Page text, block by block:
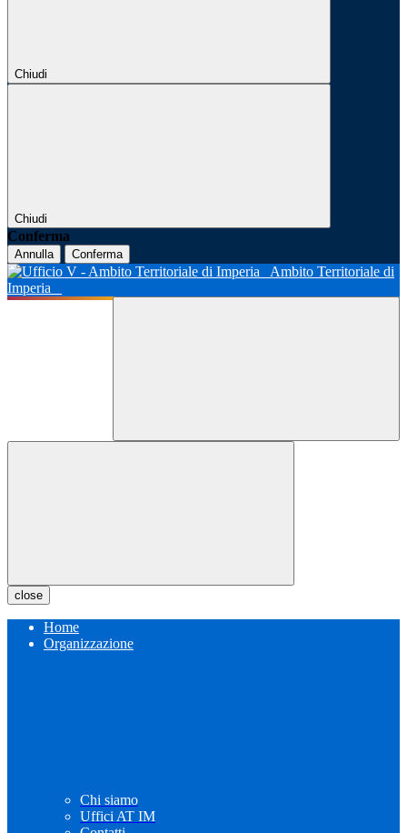
Chiudi
Chiudi
Conferma
Annulla Conferma
Ambito Territoriale di
Imperia
close
Home
Organizzazione
Chi siamo
Uffici AT IM